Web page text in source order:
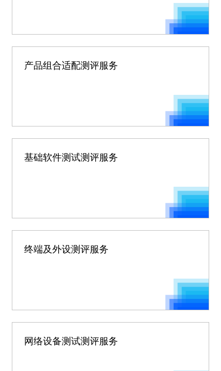
产品组合适配测评服务
基础软件测试测评服务
终端及外设测评服务
网络设备测试测评服务